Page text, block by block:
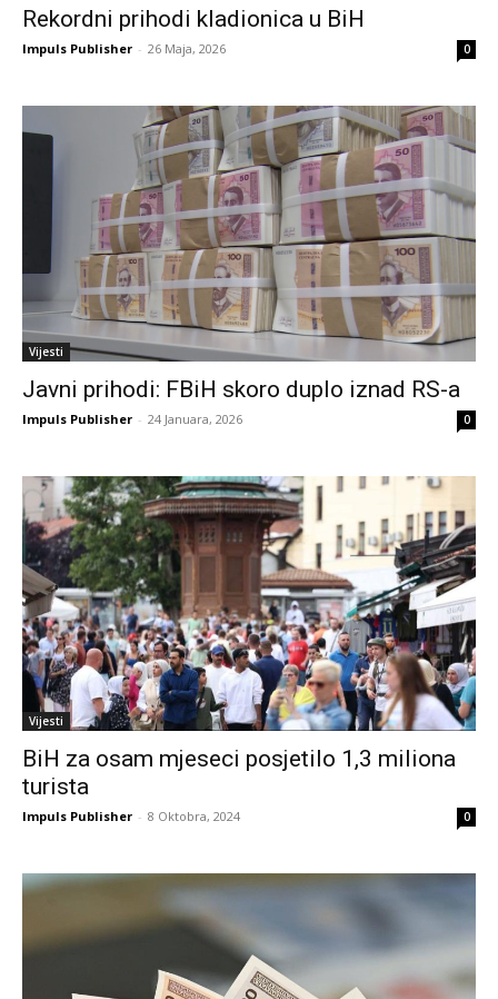
Rekordni prihodi kladionica u BiH
Impuls Publisher - 26 Maja, 2026 0
Vijesti
Javni prihodi: FBiH skoro duplo iznad RS-a
Impuls Publisher - 24 Januara, 2026 0
Vijesti
BiH za osam mjeseci posjetilo 1,3 miliona
turista
Impuls Publisher - 8 Oktobra, 2024 0